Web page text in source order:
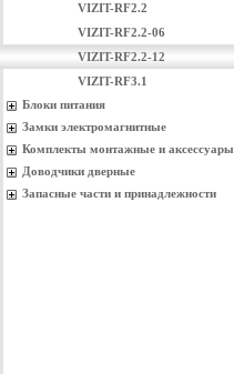
VIZIT-RF2.2
VIZIT-RF2.2-06
VIZIT-RF2.2-12
VIZIT-RF3.1
Блоки питания
Замки электромагнитные
Комплекты монтажные и аксессуары
Доводчики дверные
Запасные части и принадлежности